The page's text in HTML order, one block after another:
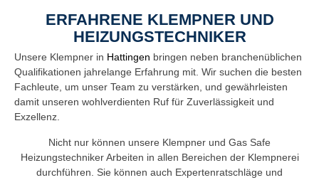
ERFAHRENE KLEMPNER UND
HEIZUNGSTECHNIKER
Unsere Klempner in Hattingen bringen neben branchenüblichen
Qualifikationen jahrelange Erfahrung mit. Wir suchen die besten
Fachleute, um unser Team zu verstärken, und gewährleisten
damit unseren wohlverdienten Ruf für Zuverlässigkeit und
Exzellenz.
Nicht nur können unsere Klempner und Gas Safe
Heizungstechniker Arbeiten in allen Bereichen der Klempnerei
durchführen. Sie können auch Expertenratschläge und